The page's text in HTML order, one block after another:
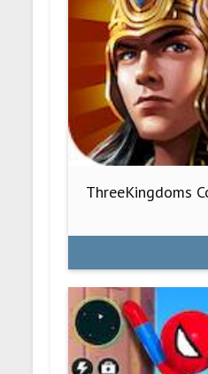
ThreeKingdoms